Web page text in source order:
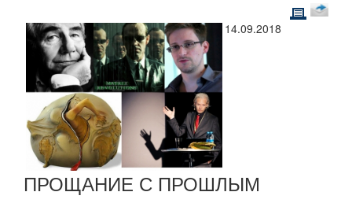
14.09.2018
ПРОЩАНИЕ С ПРОШЛЫМ